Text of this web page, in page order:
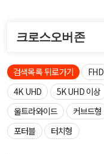
크로스오버존
검색목록 뒤로가기 FHD
4K UHD
5K UHD 이상
울트라와이드
커브드형
포터블
터치형